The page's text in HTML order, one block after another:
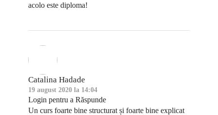
acolo este diploma!
Catalina Hadade
19 august 2020 la 14:04
Login pentru a Răspunde
Un curs foarte bine structurat și foarte bine explicat